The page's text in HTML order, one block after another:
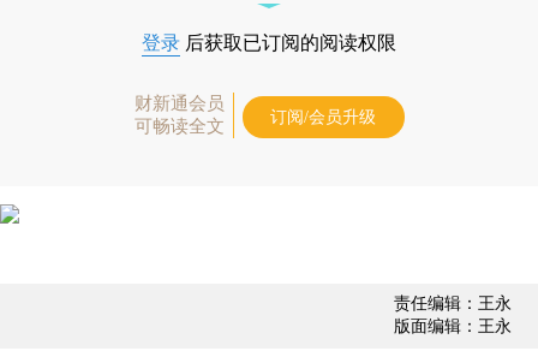
登录 后获取已订阅的阅读权限
财新通会员
可畅读全文
订阅/会员升级
责任编辑：王永
版面编辑：王永